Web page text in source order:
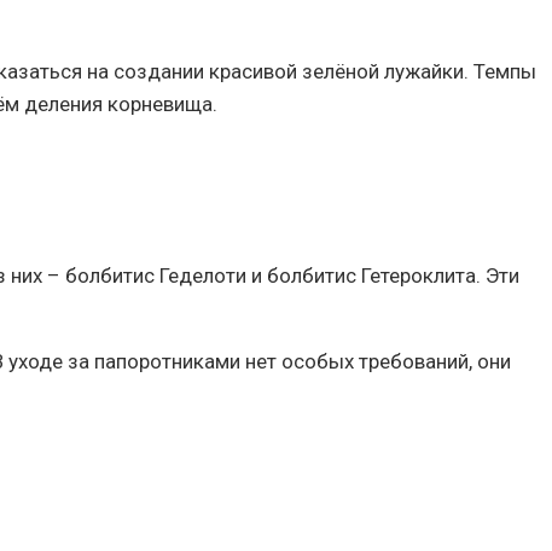
на создании красивой зелёной лужайки. Темпы
деления корневища.
– болбитис Геделоти и болбитис Гетероклита. Эти
за папоротниками нет особых требований, они